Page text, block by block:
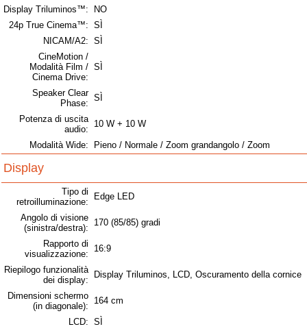
Display Triluminos™:
NO
24p True Cinema™: SÌ
NICAM/A2: SÌ
CineMotion /
Modalità Film /
Cinema Drive:
SÌ
Speaker Clear
Phase:
SÌ
Potenza di uscita
audio:
10 W + 10 W
Modalità Wide: Pieno / Normale / Zoom grandangolo / Zoom
Display
Tipo di
retroilluminazione:
Edge LED
Angolo di visione
(sinistra/destra):
170 (85/85) gradi
Rapporto di
visualizzazione:
16:9
Riepilogo funzionalità
dei display:
Display Triluminos, LCD, Oscuramento della cornice
Dimensioni schermo
(in diagonale):
164 cm
LCD: SÌ